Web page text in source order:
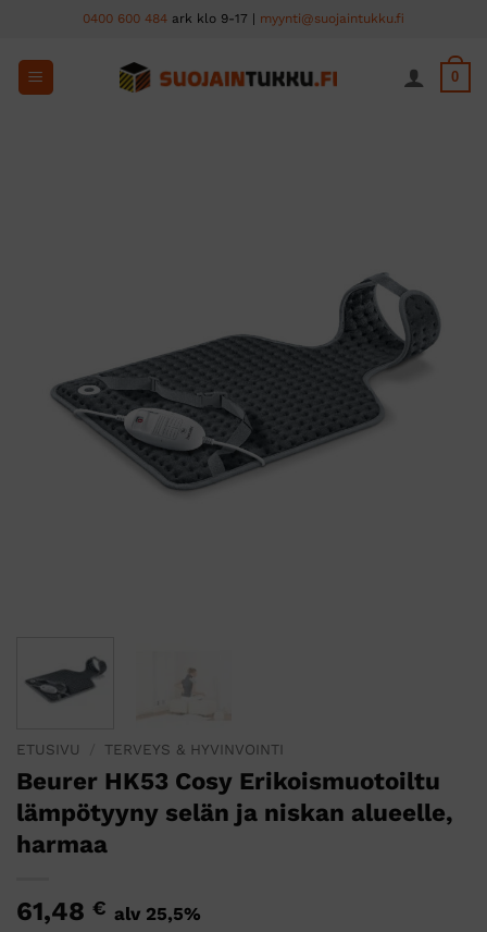
content
0400 600 484 ark klo 9-17 | myynti@suojaintukku.fi
0
ETUSIVU TERVEYS & HYVINVOINTI
Beurer HK53 Cosy Erikoismuotoiltu
lämpötyyny selän ja niskan alueelle,
harmaa
61,48 € alv 25,5%